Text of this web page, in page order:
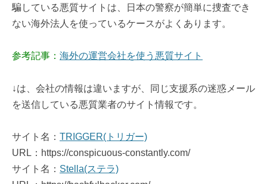
騙している悪質サイトは、日本の警察が簡単に捜査でき
ない海外法人を使っているケースがよくあります。
参考記事： 海外の運営会社を使う悪質サイト
↓は、会社の情報は違いますが、同じ支援系の迷惑メール
を送信している悪質業者のサイト情報です。
サイト名： TRIGGER(トリガー)
URL：https://conspicuous-constantly.com/
サイト名： Stella(ステラ)